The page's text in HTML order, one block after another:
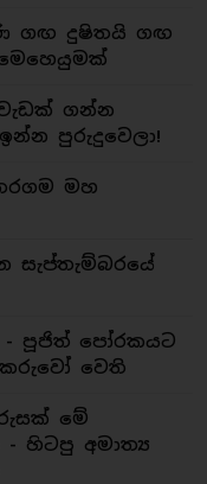
ගඟ දුෂිතයි ගඟ
ගන්න
පුරුදුවෙලා!
මහ
- පූජිත් පෝරකයට
වෙති
මේ
හිටපු අමාත්‍ය